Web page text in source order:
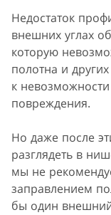
Недостаток
внешних углах
которую
полотна и
к
повреждения.
Но даже после
разглядеть в
мы не
заправлением
бы один